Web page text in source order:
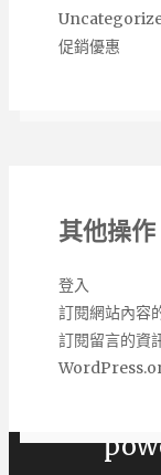
促銷優惠
其他操作
登入
訂閱網站內容
訂閱留言的資
Copyright